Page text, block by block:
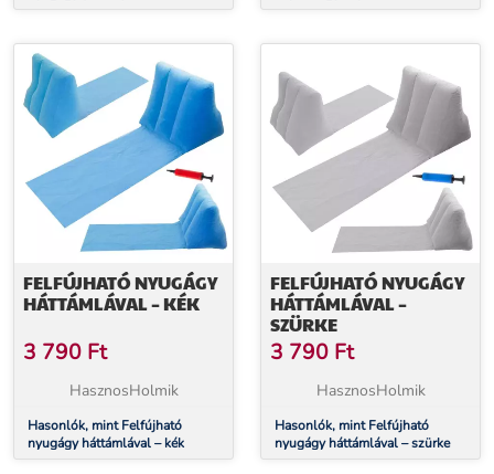
asztallal
FELFÚJHATÓ NYUGÁGY
HÁTTÁMLÁVAL – KÉK
3 790 Ft
HasznosHolmik
Hasonlók, mint Felfújható
nyugágy háttámlával – kék
FELFÚJHATÓ NYUGÁGY
HÁTTÁMLÁVAL –
SZÜRKE
3 790 Ft
HasznosHolmik
Hasonlók, mint Felfújható
nyugágy háttámlával – szürke